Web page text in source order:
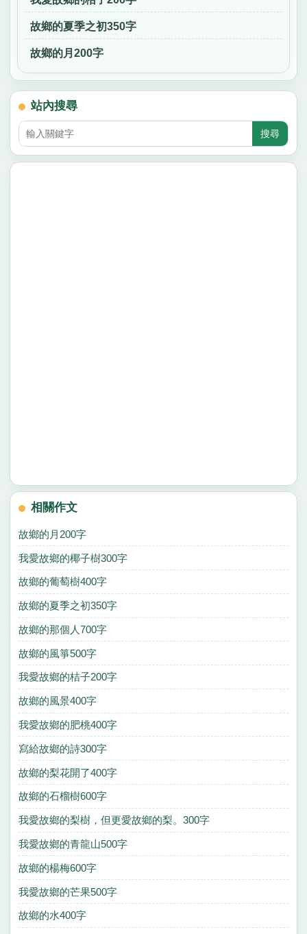
故鄉的夏季之初350字
故鄉的月200字
站內搜尋
相關作文
故鄉的月200字
我愛故鄉的椰子樹300字
故鄉的葡萄樹400字
故鄉的夏季之初350字
故鄉的那個人700字
故鄉的風箏500字
我愛故鄉的桔子200字
故鄉的風景400字
我愛故鄉的肥桃400字
寫給故鄉的詩300字
故鄉的梨花開了400字
故鄉的石榴樹600字
我愛故鄉的梨樹，但更愛故鄉的梨。300字
我愛故鄉的青龍山500字
故鄉的楊梅600字
我愛故鄉的芒果500字
故鄉的水400字